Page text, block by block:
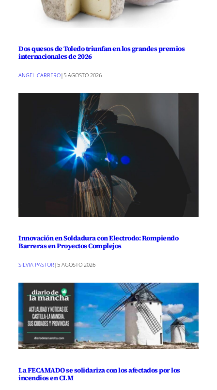
Dos quesos de Toledo triunfan en los grandes premios
internacionales de 2026
ANGEL CARRERO| 5 AGOSTO 2026
Innovación en Soldadura con Electrodo: Rompiendo
Barreras en Proyectos Complejos
SILVIA PASTOR | 5 AGOSTO 2026
La FECAMADO se solidariza con los afectados por los
incendios en CLM